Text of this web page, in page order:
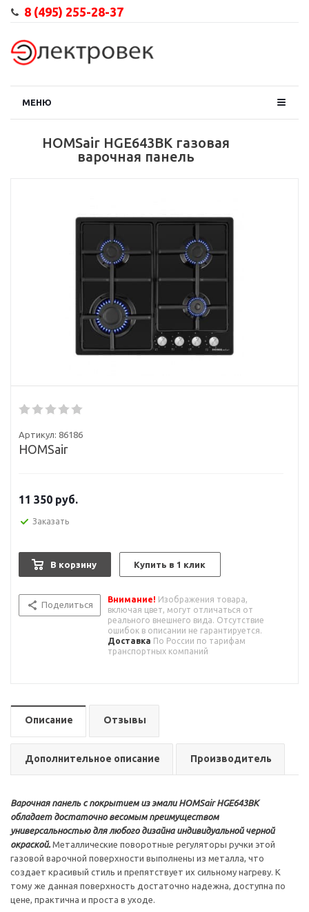
8 (495) 255-28-37
МЕНЮ
HOMSair HGE643BK газовая
варочная панель
Артикул: 86186
HOMSair
11 350 руб.
Заказать
В корзину Купить в 1 клик
Поделиться
Внимание! Изображения товара,
включая цвет, могут отличаться от
реального внешнего вида. Отсутствие
ошибок в описании не гарантируется.
Доставка По России по тарифам
транспортных компаний
Описание Отзывы
Дополнительное описание Производитель
Варочная панель с покрытием из эмали HOMSair HGE643BK
обладает достаточно весомым преимуществом
универсальностью для любого дизайна индивидуальной черной
окраской. Металлические поворотные регуляторы ручки этой
газовой варочной поверхности выполнены из металла, что
создает красивый стиль и препятствует их сильному нагреву. К
тому же данная поверхность достаточно надежна, доступна по
цене, практична и проста в уходе.